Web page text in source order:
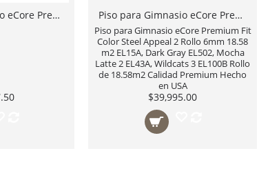
Piso para Gimnasio eCore Premium Fit Color EL00 Basic Black 9mm Rollo de 9.29m2 Calidad Premium Hecho en USA Piso para Gimnasio eCore Premium Fit Color Steel Appeal 2 Rollo 6mm 18.58 m2 EL15A, Dark Gray EL502, Mocha Latte 2 EL43A, Wildcats 3 EL100B Rollo de 18.58m2 Calidad Premium Hecho en USA
Piso para Gimnasio eCore Premium Fit
Color Steel Appeal 2 Rollo 6mm 18.58
m2 EL15A, Dark Gray EL502, Mocha
Latte 2 EL43A, Wildcats 3 EL100B Rollo
de 18.58m2 Calidad Premium Hecho
en USA
$39,995.00